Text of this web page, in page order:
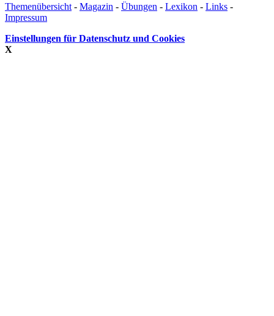
Themenübersicht - Magazin - Übungen - Lexikon - Links -
Impressum
Einstellungen für Datenschutz und Cookies
X